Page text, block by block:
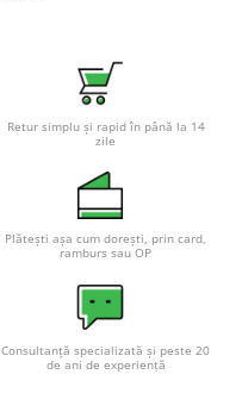
Retur simplu și rapid în până la 14
zile
Plătești așa cum dorești, prin card,
ramburs sau OP
Consultanță specializată și peste 20
de ani de experiență